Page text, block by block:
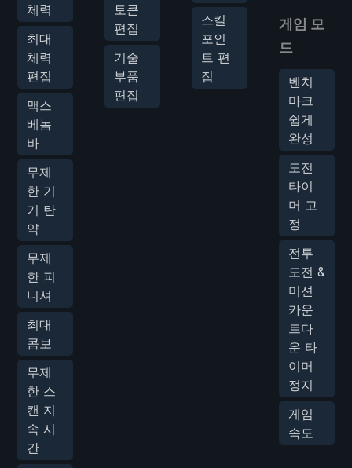
체력
최대
체력
편집
맥스
베놈
바
무제
한 기
기 탄
약
무제
한 피
니셔
최대
콤보
무제
한 스
캔 지
속 시
간
토큰
편집
기술
부품
편집
스킬
포인
트 편
집
게임 모
드
벤치
마크
쉽게
완성
도전
타이
머 고
정
전투
도전 &
미션
카운
트다
운 타
이머
정지
게임
속도